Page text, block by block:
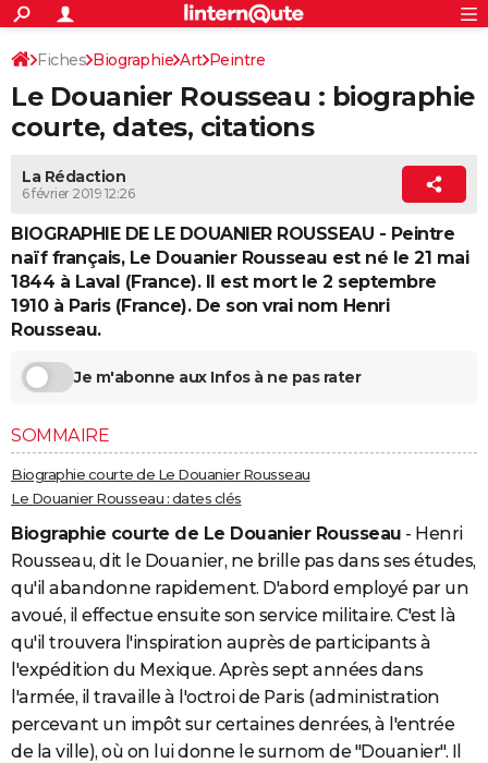
ACTUALITÉS
Politique
Société
Faits Divers
Education
Monde
Villes
+
SPORT
Coupe du monde 2026
Football
Tennis
Cyclisme
Rugby
Forum
Retraite
Impôts
Epargne
Immobilier
Risques naturels par ville
Banque
Assurance
Crédit
AUTO
Essais
Réserver un essai
Citadines
Berlines
SUV
Forum auto
+HIGH-TECH
Mobiles
Meilleur smartphone
Internet
Ordinateurs
Jeux vidéo
Guide high-tech
+
BRICOLAGE
Forum
Aménagement intérieur
Extérieur
Cuisine
Salle de bains
Jardinage
Rangement
WEEK-END
Guides de France
Escapades
Patrimoine
Expositions
Musées
Week-end nature
+LIFESTYLE
SANTE
Alimentation
Guide de la santé
Maladies
Médicaments
Sommeil
VOYAGE
Destinations
City break
Voyage nature
Voyage de noces
Forum
Climat
+
GUIDES D'ACHAT
BONS PLANS
CARTE DE VOEUX
Carte de Noël
Carte Bonne année
Carte Saint-Valentin
Carte Pâques
Carte d'anniversaire
DICTIONNAIRE
Dictionnaire
Biographies
Citations
Expressions
Proverbes
PROGRAMME TV
S'inscrire
Connexion
Fiches Biographie Art Peintre
Le Douanier Rousseau : biographie
courte, dates, citations
La Rédaction
6 février 2019 12:26
BIOGRAPHIE DE LE DOUANIER ROUSSEAU - Peintre
naïf français, Le Douanier Rousseau est né le 21 mai
1844 à Laval (France). Il est mort le 2 septembre
1910 à Paris (France). De son vrai nom Henri
Rousseau.
Je m'abonne aux Infos à ne pas rater
SOMMAIRE
Biographie courte de Le Douanier Rousseau
Le Douanier Rousseau : dates clés
Biographie courte de Le Douanier Rousseau - Henri
Rousseau, dit le Douanier, ne brille pas dans ses études,
qu'il abandonne rapidement. D'abord employé par un
avoué, il effectue ensuite son service militaire. C'est là
qu'il trouvera l'inspiration auprès de participants à
l'expédition du Mexique. Après sept années dans
l'armée, il travaille à l'octroi de Paris (administration
percevant un impôt sur certaines denrées, à l'entrée
de la ville), où on lui donne le surnom de "Douanier". Il